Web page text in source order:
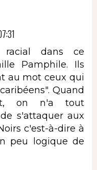
dans ce
Pamphile. Ils
au mot ceux qui
Quand
on n'a tout
s'attaquer aux
c'est-à-dire à
peu logique de